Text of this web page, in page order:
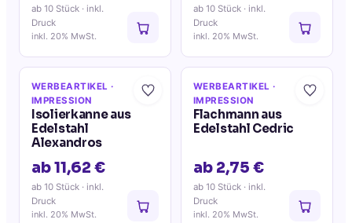
ab 10 Stück · inkl.
Druck
inkl. 20% MwSt.
ab 10 Stück · inkl.
Druck
inkl. 20% MwSt.
WERBEARTIKEL ·
IMPRESSION
Isolierkanne aus
Edelstahl
Alexandros
ab 11,62 €
ab 10 Stück · inkl.
Druck
inkl. 20% MwSt.
WERBEARTIKEL ·
IMPRESSION
Flachmann aus
Edelstahl Cedric
ab 2,75 €
ab 10 Stück · inkl.
Druck
inkl. 20% MwSt.